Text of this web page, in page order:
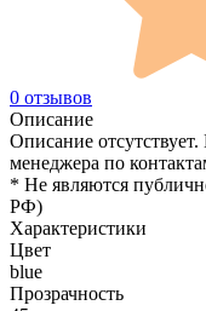
0 отзывов
Описание
Описание
менеджера по
* Не являются
РФ)
Характеристики
Цвет
blue
Прозрачность